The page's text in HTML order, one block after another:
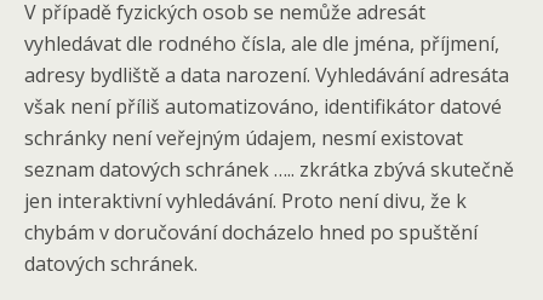
V případě fyzických osob se nemůže adresát
vyhledávat dle rodného čísla, ale dle jména, příjmení,
adresy bydliště a data narození. Vyhledávání adresáta
však není příliš automatizováno, identifikátor datové
schránky není veřejným údajem, nesmí existovat
seznam datových schránek ….. zkrátka zbývá skutečně
jen interaktivní vyhledávání. Proto není divu, že k
chybám v doručování docházelo hned po spuštění
datových schránek.